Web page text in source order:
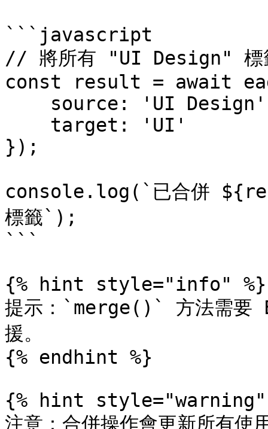
```javascript
// 將所有 "UI Design" 標
const result = await
});
console.log(`已合併
標籤`);
```
{% hint style="info" %}
提示：`merge()` 方法需
援。
{% endhint %}
{% hint style="warning"
注意：合併操作會更新所有使